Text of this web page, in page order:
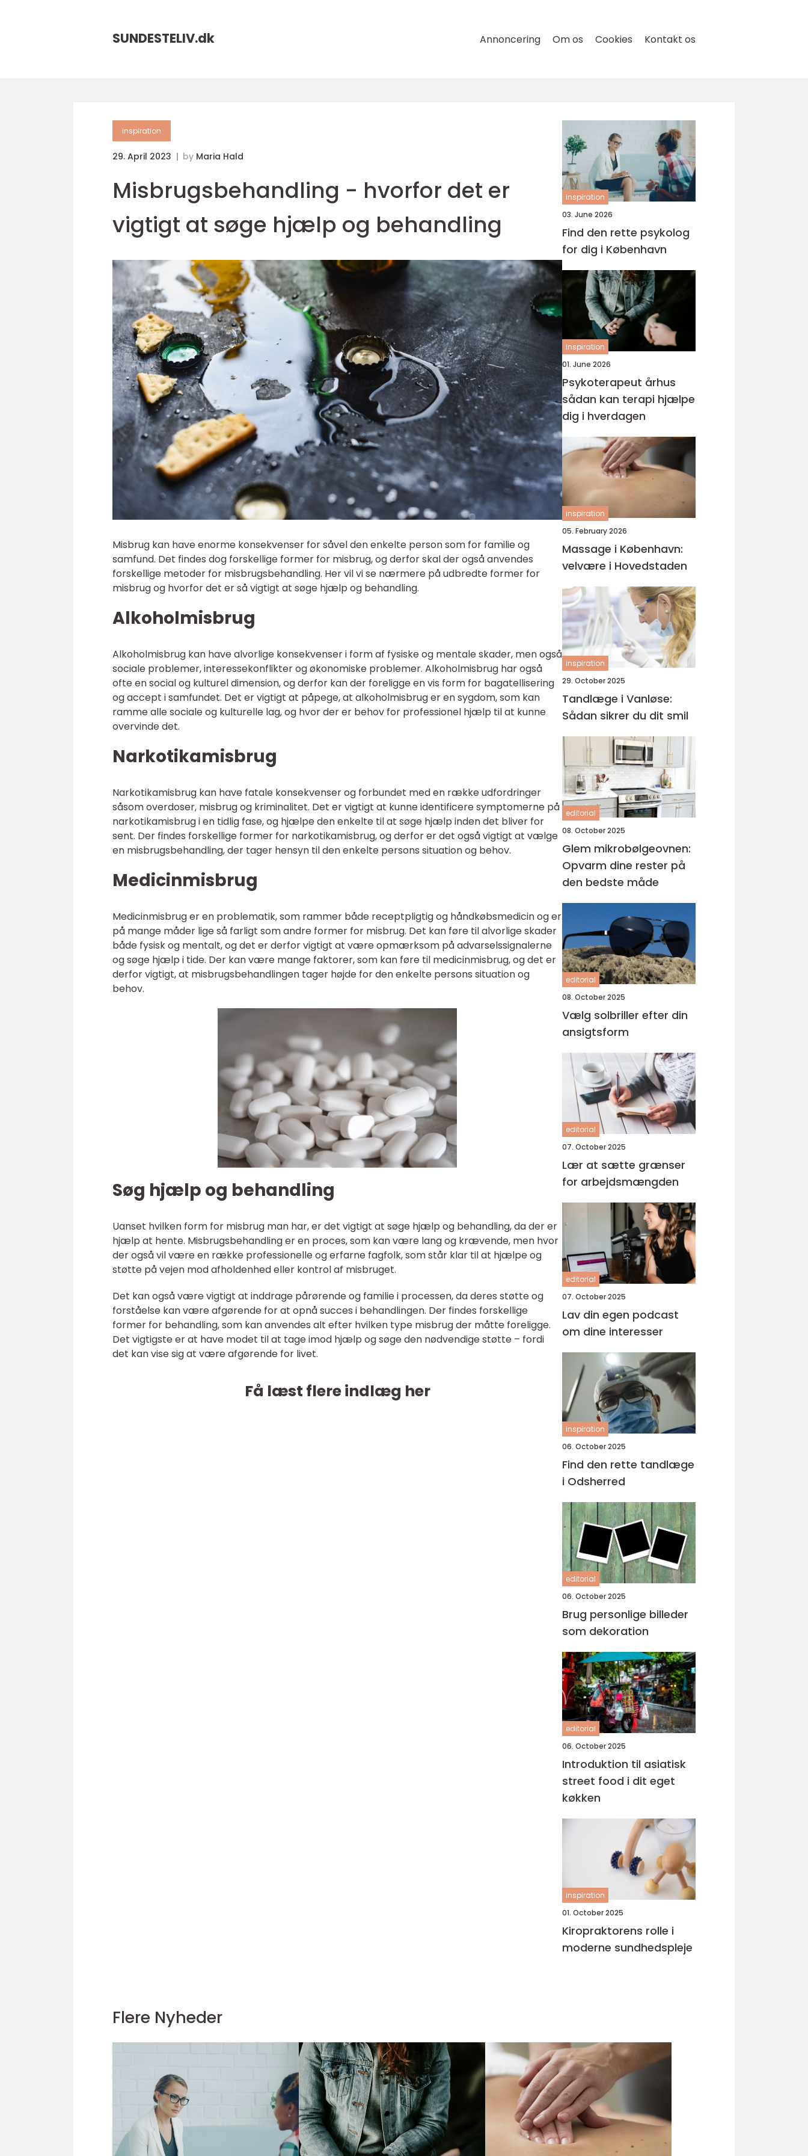
SUNDESTELIV.dk Annoncering Om os Cookies Kontakt os
inspiration
29. April 2023 by Maria Hald
Misbrugsbehandling - hvorfor det er
vigtigt at søge hjælp og behandling
Misbrug kan have enorme konsekvenser for såvel den enkelte person som for familie og
samfund. Det findes dog forskellige former for misbrug, og derfor skal der også anvendes
forskellige metoder for misbrugsbehandling. Her vil vi se nærmere på udbredte former for
misbrug og hvorfor det er så vigtigt at søge hjælp og behandling.
Alkoholmisbrug
Alkoholmisbrug kan have alvorlige konsekvenser i form af fysiske og mentale skader, men også
sociale problemer, interessekonflikter og økonomiske problemer. Alkoholmisbrug har også
ofte en social og kulturel dimension, og derfor kan der foreligge en vis form for bagatellisering
og accept i samfundet. Det er vigtigt at påpege, at alkoholmisbrug er en sygdom, som kan
ramme alle sociale og kulturelle lag, og hvor der er behov for professionel hjælp til at kunne
overvinde det.
Narkotikamisbrug
Narkotikamisbrug kan have fatale konsekvenser og forbundet med en række udfordringer
såsom overdoser, misbrug og kriminalitet. Det er vigtigt at kunne identificere symptomerne på
narkotikamisbrug i en tidlig fase, og hjælpe den enkelte til at søge hjælp inden det bliver for
sent. Der findes forskellige former for narkotikamisbrug, og derfor er det også vigtigt at vælge
en misbrugsbehandling, der tager hensyn til den enkelte persons situation og behov.
Medicinmisbrug
Medicinmisbrug er en problematik, som rammer både receptpligtig og håndkøbsmedicin og er
på mange måder lige så farligt som andre former for misbrug. Det kan føre til alvorlige skader
både fysisk og mentalt, og det er derfor vigtigt at være opmærksom på advarselssignalerne
og søge hjælp i tide. Der kan være mange faktorer, som kan føre til medicinmisbrug, og det er
derfor vigtigt, at misbrugsbehandlingen tager højde for den enkelte persons situation og
behov.
Søg hjælp og behandling
Uanset hvilken form for misbrug man har, er det vigtigt at søge hjælp og behandling, da der er
hjælp at hente. Misbrugsbehandling er en proces, som kan være lang og krævende, men hvor
der også vil være en række professionelle og erfarne fagfolk, som står klar til at hjælpe og
støtte på vejen mod afholdenhed eller kontrol af misbruget.
Det kan også være vigtigt at inddrage pårørende og familie i processen, da deres støtte og
forståelse kan være afgørende for at opnå succes i behandlingen. Der findes forskellige
former for behandling, som kan anvendes alt efter hvilken type misbrug der måtte foreligge.
Det vigtigste er at have modet til at tage imod hjælp og søge den nødvendige støtte – fordi
det kan vise sig at være afgørende for livet.
Få læst flere indlæg her
inspiration
03. June 2026
Find den rette psykolog
for dig i København
inspiration
01. June 2026
Psykoterapeut århus
sådan kan terapi hjælpe
dig i hverdagen
inspiration
05. February 2026
Massage i København:
velvære i Hovedstaden
inspiration
29. October 2025
Tandlæge i Vanløse:
Sådan sikrer du dit smil
editorial
08. October 2025
Glem mikrobølgeovnen:
Opvarm dine rester på
den bedste måde
editorial
08. October 2025
Vælg solbriller efter din
ansigtsform
editorial
07. October 2025
Lær at sætte grænser
for arbejdsmængden
editorial
07. October 2025
Lav din egen podcast
om dine interesser
inspiration
06. October 2025
Find den rette tandlæge
i Odsherred
editorial
06. October 2025
Brug personlige billeder
som dekoration
editorial
06. October 2025
Introduktion til asiatisk
street food i dit eget
køkken
inspiration
01. October 2025
Kiropraktorens rolle i
moderne sundhedspleje
Flere Nyheder